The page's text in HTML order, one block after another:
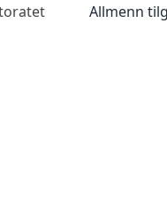
Allmenn